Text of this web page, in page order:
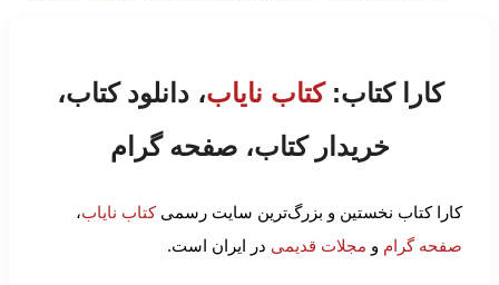
کارا کتاب:کتاب نایاب، دانلود کتاب،
خریدار کتاب، صفحه گرام
کارا کتاب نخستین و بزرگ‌ترین سایت رسمیکتاب نایاب،
صفحه گرام و مجلات قدیمی در ایران است.